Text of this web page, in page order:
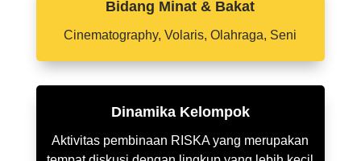
Bidang Minat & Bakat
Cinematography, Volaris, Olahraga, Seni
Dinamika Kelompok
Aktivitas pembinaan RISKA yang merupakan